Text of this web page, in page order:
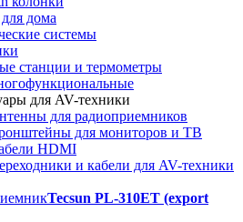
дома
системы
станции и термометры
для AV-техники
для радиоприемников
для мониторов и ТВ
HDMI
и кабели для AV-техники
Tecsun PL-310ET (export